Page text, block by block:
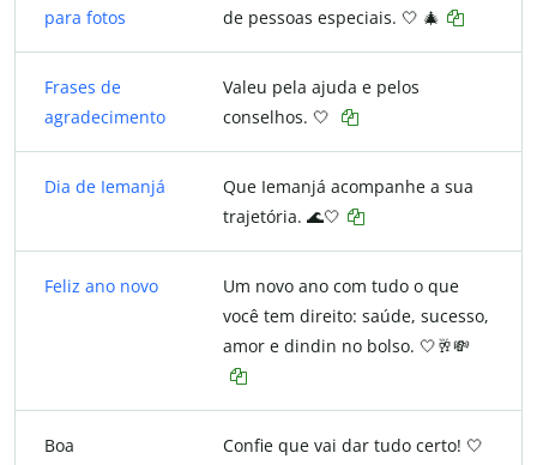
para fotos
de pessoas especiais. 🤍 🎄
Frases de
agradecimento
Valeu pela ajuda e pelos
conselhos. 🤍
Dia de Iemanjá
Que Iemanjá acompanhe a sua
trajetória. 🌊🤍
Feliz ano novo
Um novo ano com tudo o que
você tem direito: saúde, sucesso,
amor e dindin no bolso. 🤍🥂💸
Boa
Confie que vai dar tudo certo! 🤍